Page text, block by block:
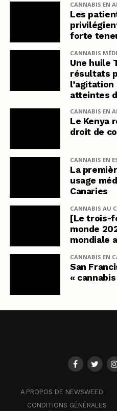
CANNABIS EN
Les
forte
CANNABIS
Une huile
résultats
atteintes
CANNABIS EN
Le Kenya
droit de
CANNABIS EN
La
usage
Canaries
CANNABIS AU
[Le trois-
monde
mondiale
CANNABIS EN
San
«
A PROPOS DE NEWSWEED
CONDITIONS GÉNÉRALES